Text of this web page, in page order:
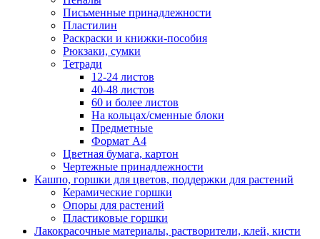
Письменные принадлежности
Пластилин
Раскраски и книжки-пособия
Рюкзаки, сумки
Тетради
12-24 листов
40-48 листов
60 и более листов
На кольцах/сменные блоки
Предметные
Формат А4
Цветная бумага, картон
Чертежные принадлежности
Кашпо, горшки для цветов, поддержки для растений
Керамические горшки
Опоры для растений
Пластиковые горшки
Лакокрасочные материалы, растворители, клей, кисти